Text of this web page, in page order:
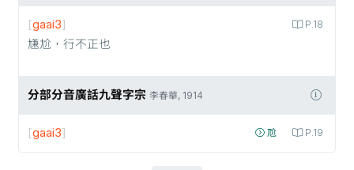
P.18
[gaai3]
尲尬，行不正也
分部分音廣話九聲字宗 李春華, 1914
𡯓 P.19
[gaai3]